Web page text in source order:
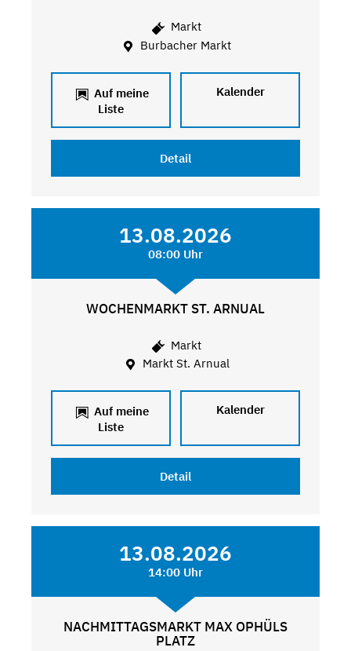
Markt
Burbacher Markt
Auf meine
Liste
Kalender
Detail
13.08.2026
08:00 Uhr
WOCHENMARKT ST. ARNUAL
Markt
Markt St. Arnual
Auf meine
Liste
Kalender
Detail
13.08.2026
14:00 Uhr
NACHMITTAGSMARKT MAX OPHÜLS
PLATZ